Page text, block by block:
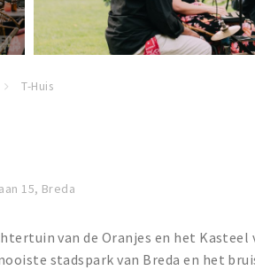
T-Huis
15, Breda
van de Oranjes en het Kasteel
stadspark van Breda en het